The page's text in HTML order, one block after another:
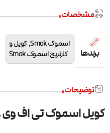
مشخصات
برندها
اسموک Smok ,کویل و
کارتریج اسموک Smok
توضیحات
کویل اسموک تی اف وی 8 Smok TFV8